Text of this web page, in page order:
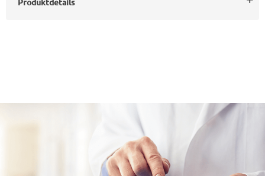
Produktdetails